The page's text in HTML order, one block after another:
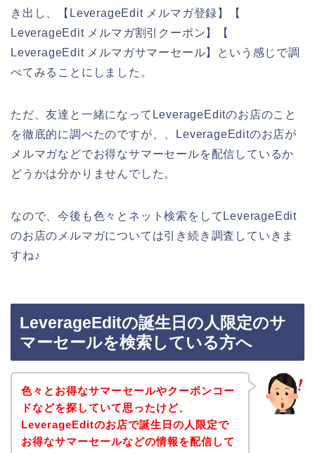
き出し、【LeverageEdit メルマガ登録】【
LeverageEdit メルマガ割引クーポン】【
LeverageEdit メルマガサマーセール】という感じで調
べてみることにしました。
ただ、友達と一緒になってLeverageEditのお店のこと
を徹底的に調べたのですが、、LeverageEditのお店が
メルマガなどでお得なサマーセールを配信しているか
どうかは分かりませんでした。
なので、今後も色々とネット検索をしてLeverageEdit
のお店のメルマガについては引き続き調査していきま
すね♪
LeverageEditの誕生日の人限定のサ
マーセールを検索している方へ
色々とお得なサマーセールやクーポンコー
ドなどを探していて思ったけど、
LeverageEditのお店で誕生日の人限定で
お得なサマーセールなどの情報を配信して